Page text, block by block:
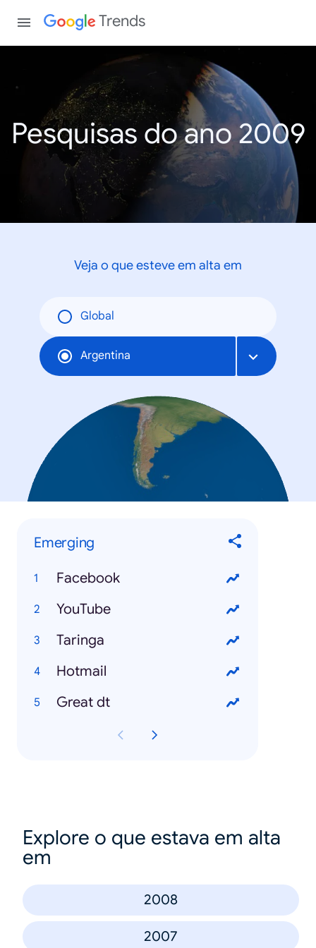
Trends
Pesquisas do ano 2009
Veja o que esteve em alta em
Global
Argentina
Emerging
Facebook
YouTube
Taringa
Hotmail
Great dt
Explore o que estava em alta
em
2008
2007